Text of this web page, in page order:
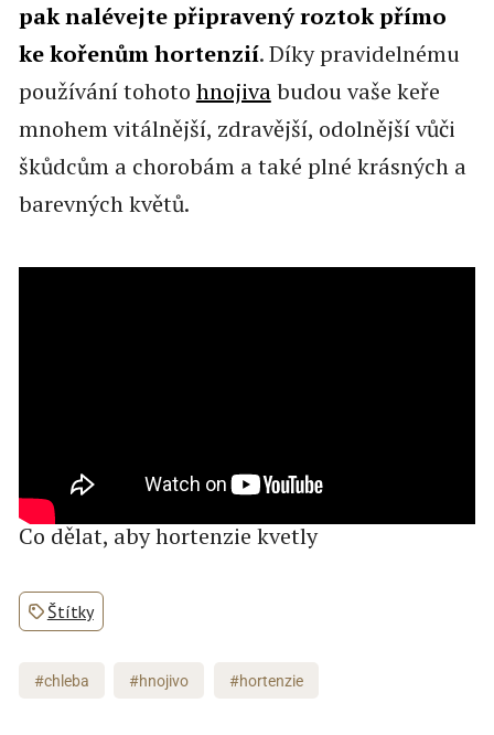
pak nalévejte připravený roztok přímo
ke kořenům hortenzií. Díky pravidelnému
používání tohoto hnojivabudou vaše keře
mnohem vitálnější, zdravější, odolnější vůči
škůdcům a chorobám a také plné krásných a
barevných květů.
Co dělat, aby hortenzie kvetly
Štítky
#chleba #hnojivo #hortenzie